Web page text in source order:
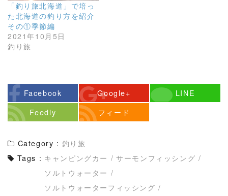
「釣り旅北海道」で培っ
た北海道の釣り方を紹介
その①季節編
2021年10月5日
釣り旅
Facebook Google+
LINE
Feedly
フィード
Category : 釣り旅
Tags : キャンピングカー / サーモンフィッシング /
ソルトウォーター /
ソルトウォーターフィッシング /